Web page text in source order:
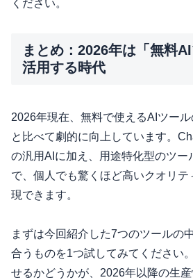
ください。
まとめ：2026年は「無料
活用する時代
2026年現在、無料で使えるAIツー
と比べて劇的に向上しています。
の汎用AIに加え、用途特化型のツー
で、個人でも驚くほど高いクオリ
現できます。
まずは今回紹介した7つのツールの
合うものを1つ試してみてください
せるかどうかが、2026年以降の生